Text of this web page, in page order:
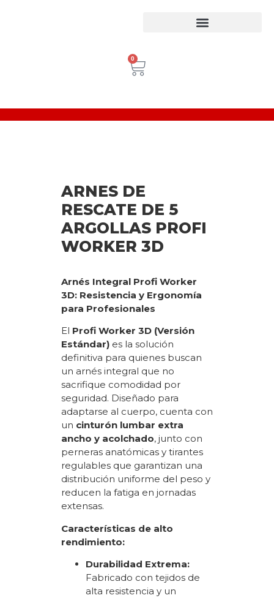
0
ARNES DE
RESCATE DE 5
ARGOLLAS PROFI
WORKER 3D
Arnés Integral Profi Worker
3D: Resistencia y Ergonomía
para Profesionales
El Profi Worker 3D (Versión
Estándar) es la solución
definitiva para quienes buscan
un arnés integral que no
sacrifique comodidad por
seguridad. Diseñado para
adaptarse al cuerpo, cuenta con
un cinturón lumbar extra
ancho y acolchado, junto con
perneras anatómicas y tirantes
regulables que garantizan una
distribución uniforme del peso y
reducen la fatiga en jornadas
extensas.
Características de alto
rendimiento:
Durabilidad Extrema:
Fabricado con tejidos de
alta resistencia y un